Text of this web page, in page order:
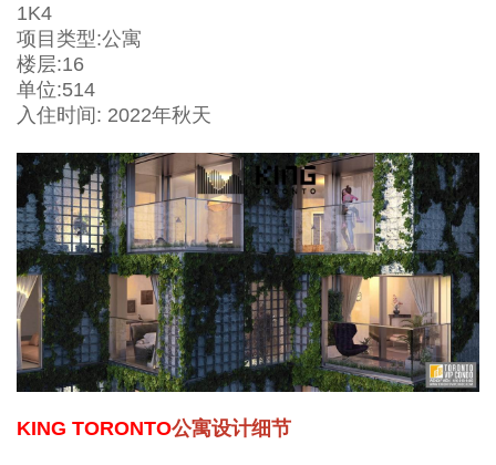
1K4
项目类型:公寓
楼层:16
单位:514
入住时间: 2022年秋天
KING TORONTO公寓设计细节